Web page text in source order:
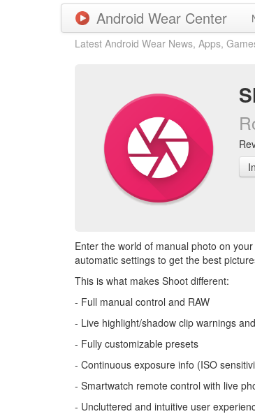
Android Wear Center
Latest Android Wear News, Apps,
Enter the world of manual photo on
automatic settings to get the best
This is what makes Shoot different:
- Full manual control and RAW
- Live highlight/shadow clip warnings
- Fully customizable presets
- Continuous exposure info (ISO
- Smartwatch remote control with live
- Uncluttered and intuitive user